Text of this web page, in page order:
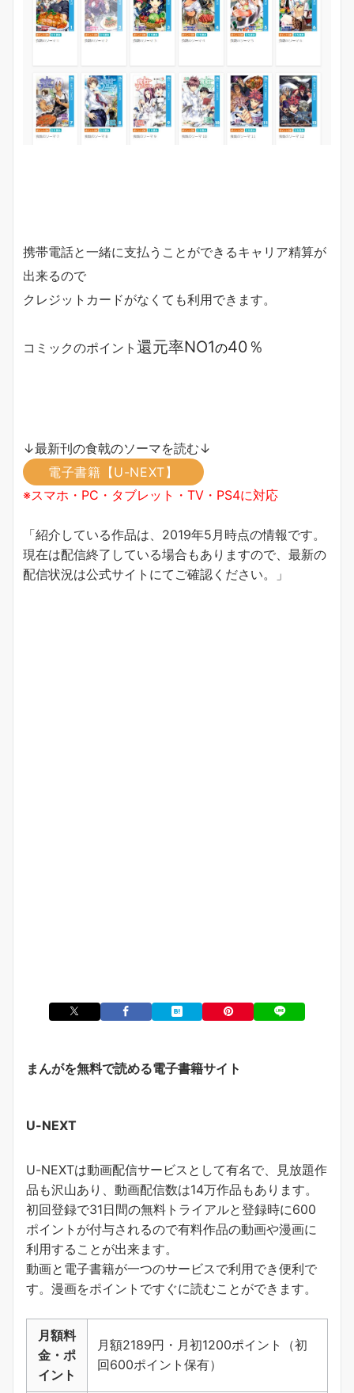
携帯電話と一緒に支払うことができるキャリア精算が
出来るので
クレジットカードがなくても利用できます。
コミックのポイント 還元率NO1の40％
↓最新刊の食戟のソーマを読む↓
電子書籍【U-NEXT】
※スマホ・PC・タブレット・TV・PS4に対応
「紹介している作品は、2019年5月時点の情報です。
現在は配信終了している場合もありますので、最新の
配信状況は公式サイトにてご確認ください。」
まんがを無料で読める電子書籍サイト
U-NEXT
U-NEXTは動画配信サービスとして有名で、見放題作
品も沢山あり、動画配信数は14万作品もあります。
初回登録で31日間の無料トライアルと登録時に600
ポイントが付与されるので有料作品の動画や漫画に
利用することが出来ます。
動画と電子書籍が一つのサービスで利用でき便利で
す。 漫画をポイントですぐに読むことができます。
月額料
金・ポ
イント
月額2189円・月初1200ポイント（初
回600ポイント保有）